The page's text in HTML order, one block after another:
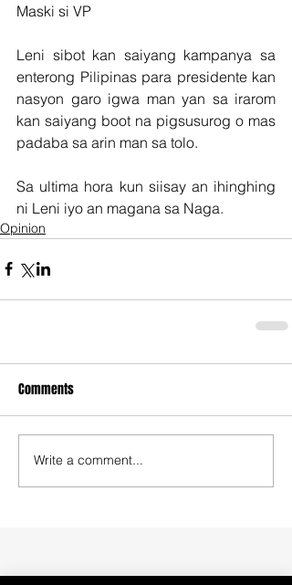
Maski si VP
Leni sibot kan saiyang kampanya sa
enterong Pilipinas para presidente kan
nasyon garo igwa man yan sa irarom
kan saiyang boot na pigsusurog o mas
padaba sa arin man sa tolo.
Sa ultima hora kun siisay an ihinghing
ni Leni iyo an magana sa Naga.
Opinion
Comments
Write a comment...